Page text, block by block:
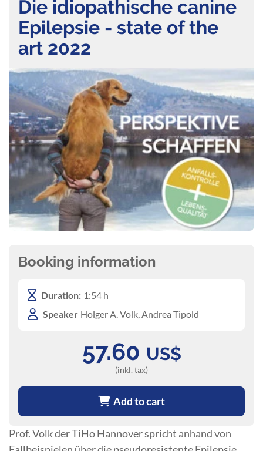
Die idiopathische canine
Epilepsie - state of the
art 2022
Prof. Volk der TiHo Hannover spricht anhand von
Booking information
Duration: 1:54 h
Speaker Holger A. Volk, Andrea Tipold
57.60 US$
(inkl. tax)
Add to cart